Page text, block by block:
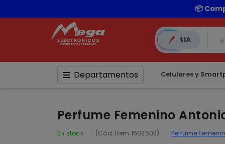
IA
Departamentos Celulares y
Perfume Femenino
En stock (Cód. Item 1502503) Perfume